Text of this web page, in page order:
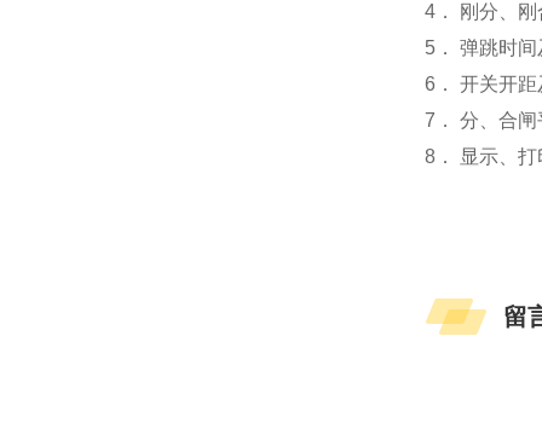
4． 刚分、
5． 弹跳时
6． 开关开
7． 分、合
8． 显示、
留